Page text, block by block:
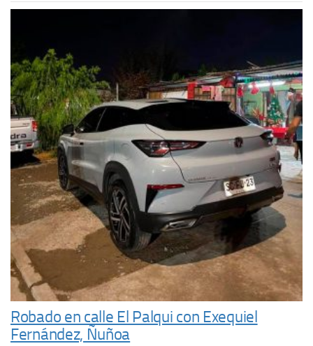
Robado en calle El Palqui con Exequiel
Fernández, Ñuñoa